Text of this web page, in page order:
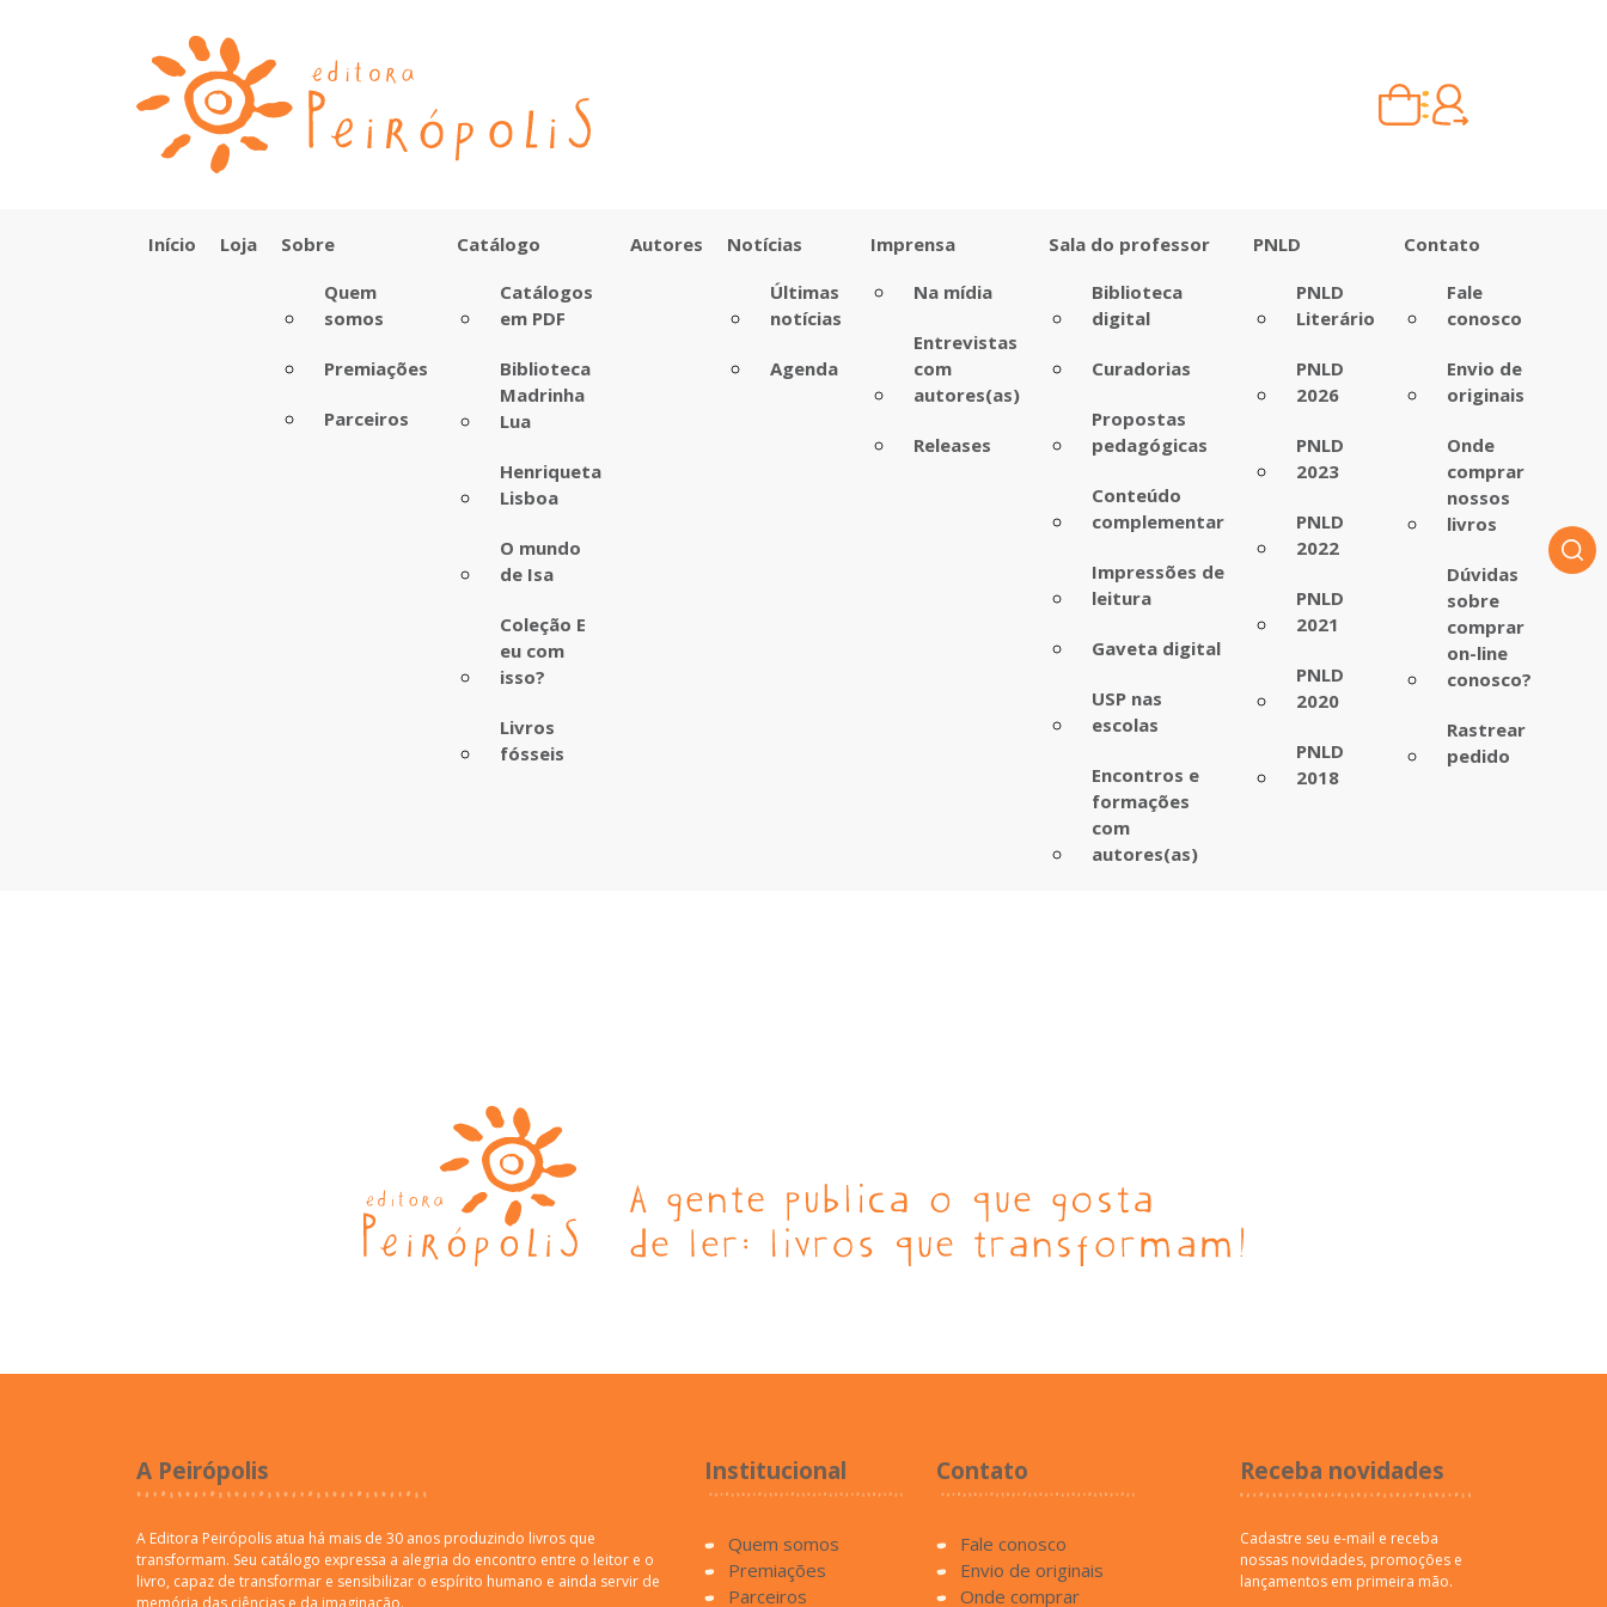
Carrinho vazio
Início Loja
Sobre
Quem
somos
Premiações
Parceiros
Catálogo
Catálogos
em PDF
Biblioteca
Madrinha
Lua
Henriqueta
Lisboa
O mundo
de Isa
Coleção E
eu com
isso?
Livros
fósseis
Autores
Notícias
Últimas
notícias
Agenda
Imprensa
Na mídia
Entrevistas
com
autores(as)
Releases
Sala do professor
Biblioteca
digital
Curadorias
Propostas
pedagógicas
Conteúdo
complementar
Impressões de
leitura
Gaveta digital
USP nas
escolas
Encontros e
formações
com
autores(as)
PNLD
PNLD
Literário
PNLD
2026
PNLD
2023
PNLD
2022
PNLD
2021
PNLD
2020
PNLD
2018
Contato
Fale
conosco
Envio de
originais
Onde
comprar
nossos
livros
Dúvidas
sobre
comprar
on-line
conosco?
Rastrear
pedido
A Peirópolis
A Editora Peirópolis atua há mais de 30 anos produzindo livros que
transformam. Seu catálogo expressa a alegria do encontro entre o leitor e o
livro, capaz de transformar e sensibilizar o espírito humano e ainda servir de
memória das ciências e da imaginação.
Institucional
Quem somos
Premiações
Parceiros
Contato
Fale conosco
Envio de originais
Onde comprar
Receba novidades
Cadastre seu e-mail e receba
nossas novidades, promoções e
lançamentos em primeira mão.